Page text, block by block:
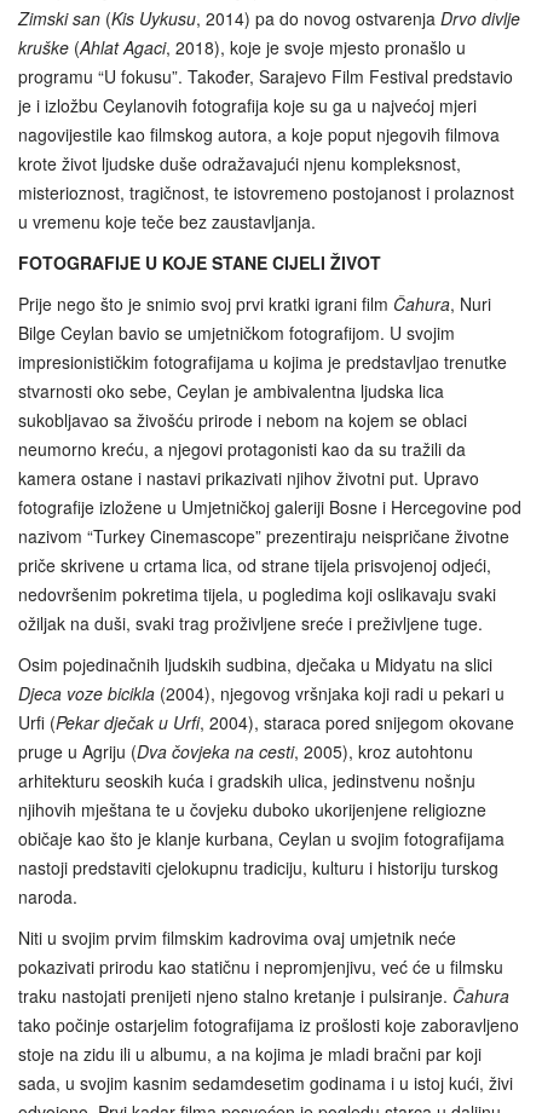
Zimski san (Kis Uykusu, 2014) pa do novog ostvarenja Drvo divlje
kruške (Ahlat Agaci, 2018), koje je svoje mjesto pronašlo u
programu “U fokusu”. Također, Sarajevo Film Festival predstavio
je i izložbu Ceylanovih fotografija koje su ga u najvećoj mjeri
nagovijestile kao filmskog autora, a koje poput njegovih filmova
krote život ljudske duše odražavajući njenu kompleksnost,
misterioznost, tragičnost, te istovremeno postojanost i prolaznost
u vremenu koje teče bez zaustavljanja.
FOTOGRAFIJE U KOJE STANE CIJELI ŽIVOT
Prije nego što je snimio svoj prvi kratki igrani film Čahura, Nuri
Bilge Ceylan bavio se umjetničkom fotografijom. U svojim
impresionističkim fotografijama u kojima je predstavljao trenutke
stvarnosti oko sebe, Ceylan je ambivalentna ljudska lica
sukobljavao sa živošću prirode i nebom na kojem se oblaci
neumorno kreću, a njegovi protagonisti kao da su tražili da
kamera ostane i nastavi prikazivati njihov životni put. Upravo
fotografije izložene u Umjetničkoj galeriji Bosne i Hercegovine pod
nazivom “Turkey Cinemascope” prezentiraju neispričane životne
priče skrivene u crtama lica, od strane tijela prisvojenoj odjeći,
nedovršenim pokretima tijela, u pogledima koji oslikavaju svaki
ožiljak na duši, svaki trag proživljene sreće i preživljene tuge.
Osim pojedinačnih ljudskih sudbina, dječaka u Midyatu na slici
Djeca voze bicikla (2004), njegovog vršnjaka koji radi u pekari u
Urfi (Pekar dječak u Urfi, 2004), staraca pored snijegom okovane
pruge u Agriju (Dva čovjeka na cesti, 2005), kroz autohtonu
arhitekturu seoskih kuća i gradskih ulica, jedinstvenu nošnju
njihovih mještana te u čovjeku duboko ukorijenjene religiozne
običaje kao što je klanje kurbana, Ceylan u svojim fotografijama
nastoji predstaviti cjelokupnu tradiciju, kulturu i historiju turskog
naroda.
Niti u svojim prvim filmskim kadrovima ovaj umjetnik neće
pokazivati prirodu kao statičnu i nepromjenjivu, već će u filmsku
traku nastojati prenijeti njeno stalno kretanje i pulsiranje. Čahura
tako počinje ostarjelim fotografijama iz prošlosti koje zaboravljeno
stoje na zidu ili u albumu, a na kojima je mladi bračni par koji
sada, u svojim kasnim sedamdesetim godinama i u istoj kući, živi